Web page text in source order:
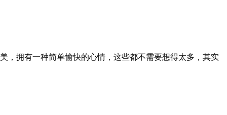
，拥有一种简单愉快的心情，这些都不需要想得太多，其实